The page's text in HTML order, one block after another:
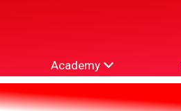
Academy